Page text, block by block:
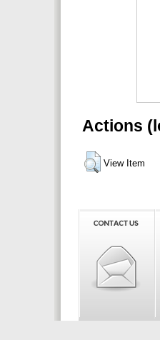
Actions
View Item